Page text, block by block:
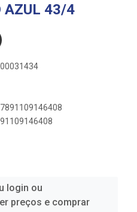
AZUL 43/4
login ou
preços e comprar